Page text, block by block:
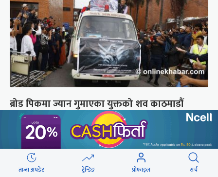
ब्रोड पिकमा ज्यान गुमाएका युक्तको शव काठमाडौं
ल्याइयो (तस्वीरहरू)
ताजा अपडेट ट्रेन्डिङ प्रोफाइल सर्च